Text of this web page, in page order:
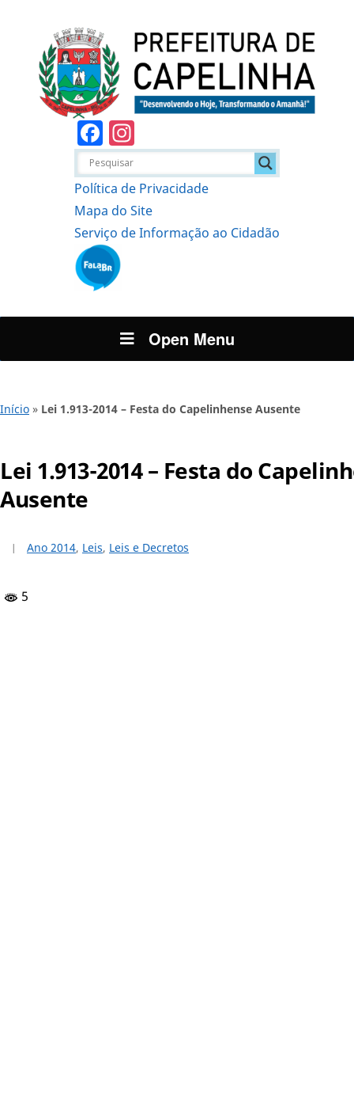
Facebook
Política de Privacidade
Mapa do Site
Serviço de Informação ao Cidadão
Open Menu
Início » Lei 1.913-2014 – Festa do Capelinhense Ausente
Lei 1.913-2014 – Festa do
Ausente
Ano 2014, Leis, Leis e Decretos
5